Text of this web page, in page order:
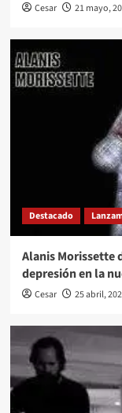
Cesar 21 mayo,
Destacado
Alanis Morissette
depresión en la
Cesar 25 abril,